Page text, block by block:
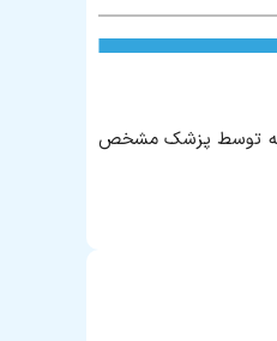
معاینه توسط پزشک مشخص